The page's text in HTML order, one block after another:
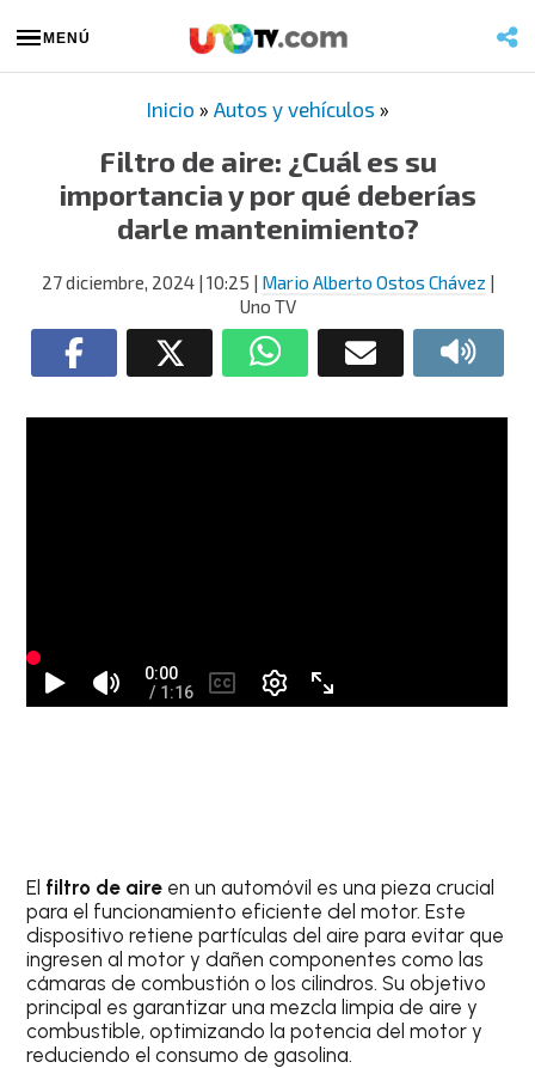
MENÚ
Inicio » Autos y vehículos »
Filtro de aire: ¿Cuál es su
importancia y por qué deberías
darle mantenimiento?
27 diciembre, 2024| 10:25 | Mario Alberto Ostos Chávez |
Uno TV
El filtro de aire en un automóvil es una pieza crucial
para el funcionamiento eficiente del motor. Este
dispositivo retiene partículas del aire para evitar que
ingresen al motor y dañen componentes como las
cámaras de combustión o los cilindros. Su objetivo
principal es garantizar una mezcla limpia de aire y
combustible, optimizando la potencia del motor y
reduciendo el consumo de gasolina.